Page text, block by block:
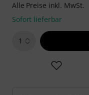
Alle Preise inkl. MwSt.
Sofort lieferbar
1